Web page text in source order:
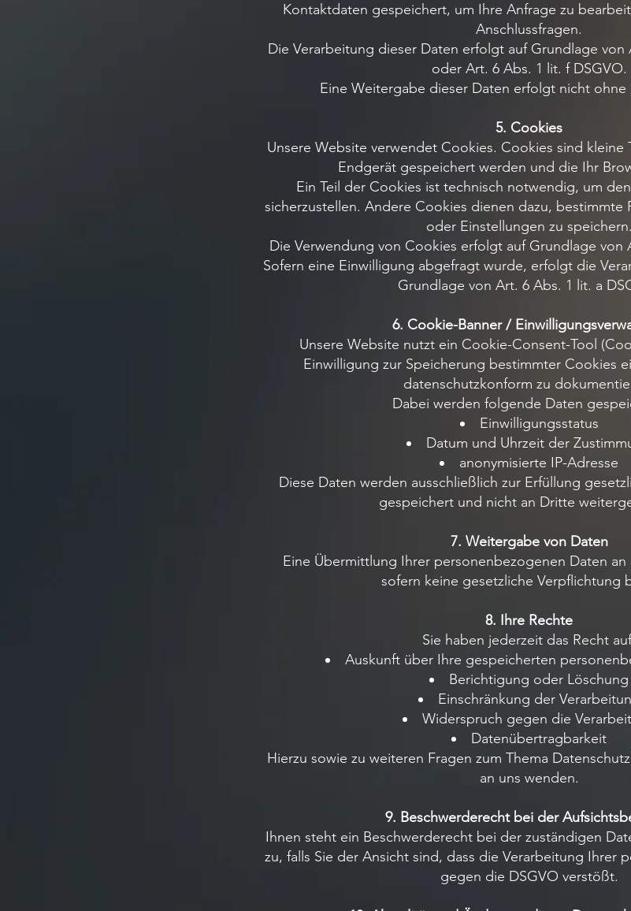
Kontaktdaten gespeichert, um Ihre Anfrage zu
Anschlussfragen.
Die Verarbeitung dieser Daten erfolgt auf Grundlage von
oder Art. 6 Abs. 1 lit. f DSGVO.
Eine Weitergabe dieser Daten erfolgt nicht ohne
5. Cookies
Unsere Website verwendet Cookies. Cookies sind kleine
Endgerät gespeichert werden und die Ihr
Ein Teil der Cookies ist technisch notwendig, um
sicherzustellen. Andere Cookies dienen dazu, bestimmte
oder Einstellungen zu speichern.
Die Verwendung von Cookies erfolgt auf Grundlage von
Sofern eine Einwilligung abgefragt wurde, erfolgt die
Grundlage von Art. 6 Abs. 1 lit. a
6. Cookie-Banner /
Unsere Website nutzt ein Cookie-Consent-Tool
Einwilligung zur Speicherung bestimmter Cookies
datenschutzkonform zu
Dabei werden folgende Daten
Einwilligungsstatus
Datum und Uhrzeit der
anonymisierte IP-Adresse
Diese Daten werden ausschließlich zur Erfüllung
gespeichert und nicht an Dritte
7. Weitergabe von Daten
Eine Übermittlung Ihrer personenbezogenen Daten
sofern keine gesetzliche Verpflichtung
8. Ihre Rechte
Sie haben jederzeit das Recht
Auskunft über Ihre gespeicherten
Berichtigung oder Löschung
Einschränkung der
Widerspruch gegen die
Datenübertragbarkeit
Hierzu sowie zu weiteren Fragen zum Thema
an uns wenden.
9. Beschwerderecht bei der
Ihnen steht ein Beschwerderecht bei der zuständigen
zu, falls Sie der Ansicht sind, dass die Verarbeitung Ihrer
gegen die DSGVO verstößt.